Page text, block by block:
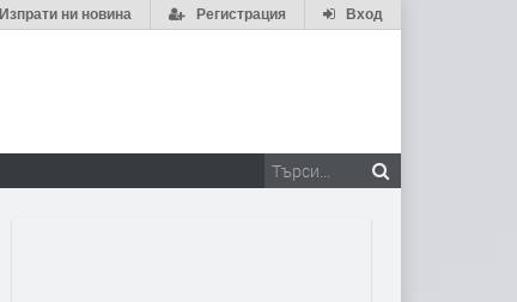
Вход
Регистрация
Изпрати ни новина